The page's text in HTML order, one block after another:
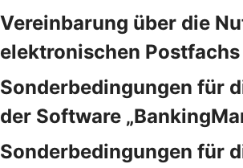
Vereinbarung über die
elektronischen Postfachs
Sonderbedingungen für
der Software
Sonderbedingungen für